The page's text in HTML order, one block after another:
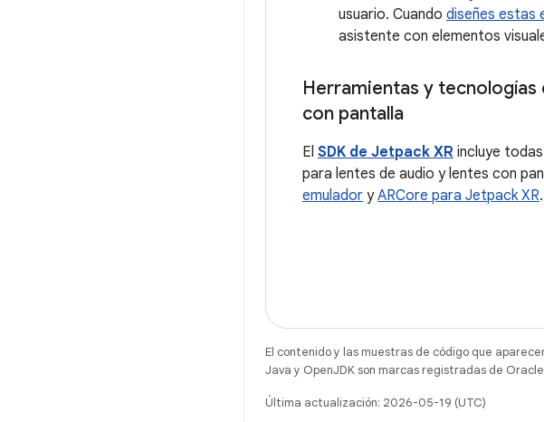
usuario. Cuando diseñes estas
asistente con elementos
Herramientas y
con pantalla
El SDK de Jetpack XR incluye
para lentes de audio y lentes con
emulador yARCore para Jetpack XR.
El contenido y las muestras de código que
Java y OpenJDK son marcas registradas de
Última actualización: 2026-05-19 (UTC)